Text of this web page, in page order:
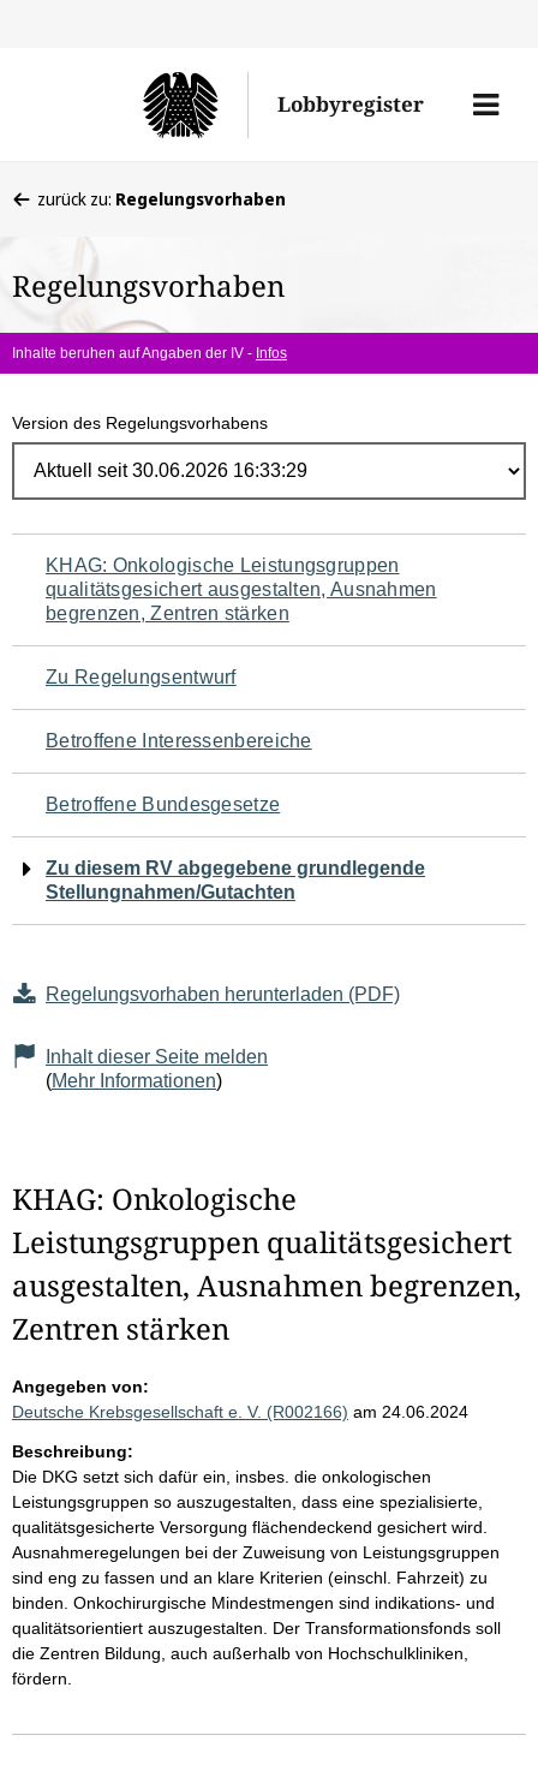
Lobbyregister
Menü
befinden
hier:
zurück zu: Regelungsvorhaben
Regelungsvorhaben
Inhalte beruhen auf Angaben der IV - Infos
Version des Regelungsvorhabens
Navigation
für
den
Seiteninhalt
KHAG: Onkologische Leistungsgruppen
qualitätsgesichert ausgestalten, Ausnahmen
begrenzen, Zentren stärken
Zu Regelungsentwurf
Betroffene Interessenbereiche
Betroffene Bundesgesetze
Zu diesem RV abgegebene grundlegende
Stellungnahmen/Gutachten
Regelungsvorhaben herunterladen (PDF)
Inhalt dieser Seite melden
(Mehr Informationen)
KHAG: Onkologische
Leistungsgruppen qualitätsgesichert
ausgestalten, Ausnahmen begrenzen,
Zentren stärken
Angegeben von:
Deutsche Krebsgesellschaft e. V. (R002166) am 24.06.2024
Beschreibung:
Die DKG setzt sich dafür ein, insbes. die onkologischen
Leistungsgruppen so auszugestalten, dass eine spezialisierte,
qualitätsgesicherte Versorgung flächendeckend gesichert wird.
Ausnahmeregelungen bei der Zuweisung von Leistungsgruppen
sind eng zu fassen und an klare Kriterien (einschl. Fahrzeit) zu
binden. Onkochirurgische Mindestmengen sind indikations- und
qualitätsorientiert auszugestalten. Der Transformationsfonds soll
die Zentren Bildung, auch außerhalb von Hochschulkliniken,
fördern.